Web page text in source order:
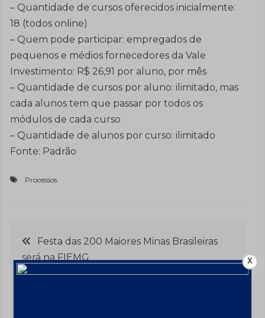
– Quantidade de cursos oferecidos inicialmente:
18 (todos online)
– Quem pode participar: empregados de
pequenos e médios fornecedores da Vale
Investimento: R$ 26,91 por aluno, por mês
– Quantidade de cursos por aluno: ilimitado, mas
cada alunos tem que passar por todos os
módulos de cada curso
– Quantidade de alunos por curso: ilimitado
Fonte: Padrão
Processos
Navegação
de
Festa das 200 Maiores Minas Brasileiras
será na FIEMG
X